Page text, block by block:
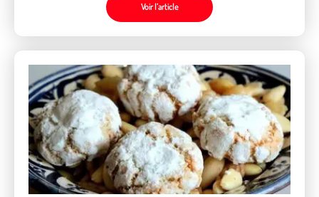
Voir l’article